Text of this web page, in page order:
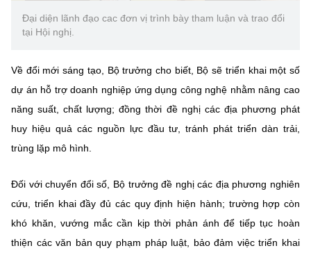
Đại diện lãnh đạo cac đơn vị trình bày tham luận và trao đổi
tại Hội nghị.
Về đổi mới sáng tạo, Bộ trưởng cho biết, Bộ sẽ triển khai một số
dự án hỗ trợ doanh nghiệp ứng dụng công nghệ nhằm nâng cao
năng suất, chất lượng; đồng thời đề nghị các địa phương phát
huy hiệu quả các nguồn lực đầu tư, tránh phát triển dàn trải,
trùng lặp mô hình.
Đối với chuyển đổi số, Bộ trưởng đề nghị các địa phương nghiên
cứu, triển khai đầy đủ các quy định hiện hành; trường hợp còn
khó khăn, vướng mắc cần kịp thời phản ánh để tiếp tục hoàn
thiện các văn bản quy phạm pháp luật, bảo đảm việc triển khai